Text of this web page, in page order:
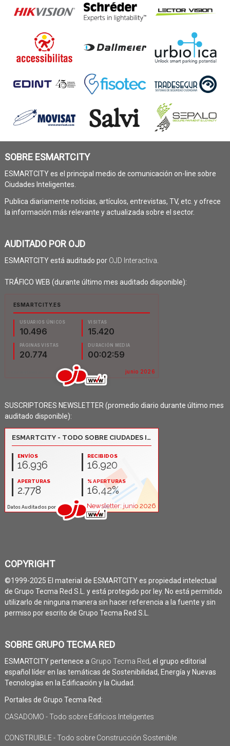
SOBRE ESMARTCITY
ESMARTCITY es el principal medio de comunicación on-line sobre
Ciudades Inteligentes.
Publica diariamente noticias, artículos, entrevistas, TV, etc. y ofrece
la información más relevante y actualizada sobre el sector.
AUDITADO POR OJD
ESMARTCITY está auditado por OJD Interactiva
TRÁFICO WEB (durante último mes auditado disponible):
SUSCRIPTORES NEWSLETTER (promedio diario durante último mes
auditado disponible):
COPYRIGHT
©1999-2025 El material de ESMARTCITY es propiedad intelectual
de Grupo Tecma Red S.L. y está protegido por ley. No está permitido
utilizarlo de ninguna manera sin hacer referencia a la fuente y sin
permiso por escrito de Grupo Tecma Red S.L.
SOBRE GRUPO TECMA RED
ESMARTCITY pertenece a Grupo Tecma Red, el grupo editorial
español líder en las temáticas de Sostenibilidad, Energía y Nuevas
Tecnologías en la Edificación y la Ciudad.
Portales de Grupo Tecma Red:
CASADOMO - Todo sobre Edificios Inteligentes
CONSTRUIBLE - Todo sobre Construcción Sostenible